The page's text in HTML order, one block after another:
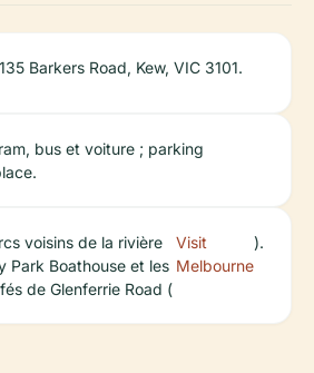
135 Barkers Road, Kew, VIC 3101.
bus et voiture ; parking
voisins de la rivière
Park Boathouse et les
de Glenferrie Road (
Visit
Melbourne
).